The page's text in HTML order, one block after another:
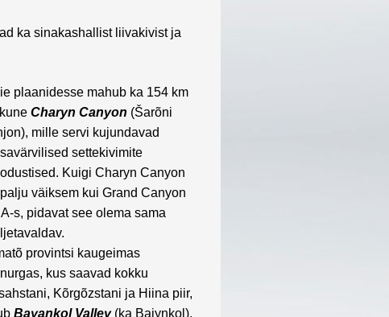
ka sinakashallist liivakivist ja
plaanidesse mahub ka 154 km
Charyn Canyon (Šarõni
mille servi kujundavad
settekivimite
Kuigi Charyn Canyon
väiksem kui Grand Canyon
s, pidavat see olema sama
provintsi kaugeimas
kus saavad kokku
Kõrgõzstani ja Hiina piir,
Bayankol Valley(ka Baiynkol),